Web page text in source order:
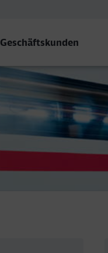
Geschäftskunden